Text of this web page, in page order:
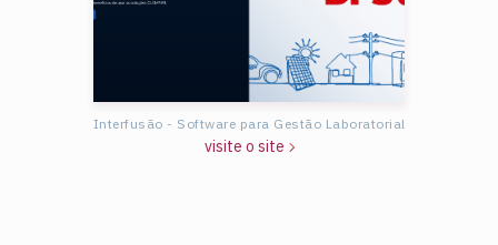
Interfusão - Software para Gestão Laboratorial
visite o site